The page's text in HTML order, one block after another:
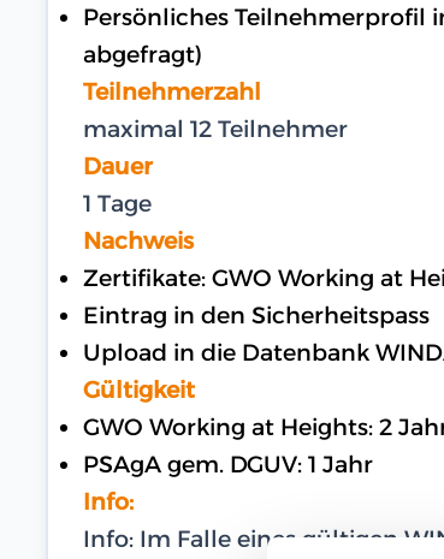
Persönliches Teilnehmerprofil
abgefragt)
Teilnehmerzahl
maximal 12 Teilnehmer
Dauer
1 Tage
Nachweis
Zertifikate: GWO Working at
Eintrag in den Sicherheitspass
Upload in die Datenbank
Gültigkeit
GWO Working at Heights: 2
PSAgA gem. DGUV: 1 Jahr
Info:
Info: Im Falle eines gültigen